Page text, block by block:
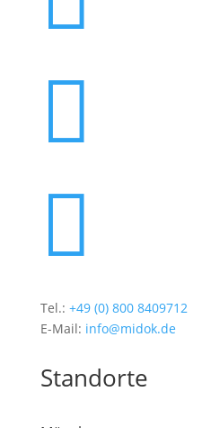


Tel.: +49 (0) 800 8409712
E-Mail: info@midok.de
Standorte